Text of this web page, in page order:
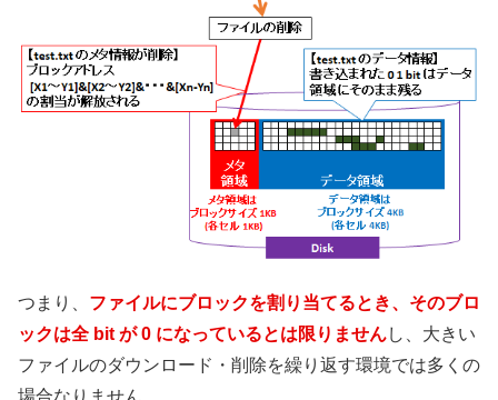
つまり、 ファイルにブロックを割り当てるとき、そのブロ
ックは全 bit が 0 になっているとは限りませんし、大きい
ファイルのダウンロード・削除を繰り返す環境では多くの